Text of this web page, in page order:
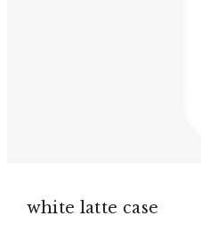
white latte case